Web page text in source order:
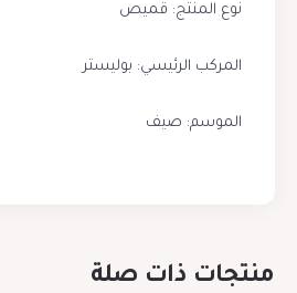
نوع المنتج: قميص
المركب الرئيسي: بوليستر
الموسم: صيف
منتجات ذات صلة